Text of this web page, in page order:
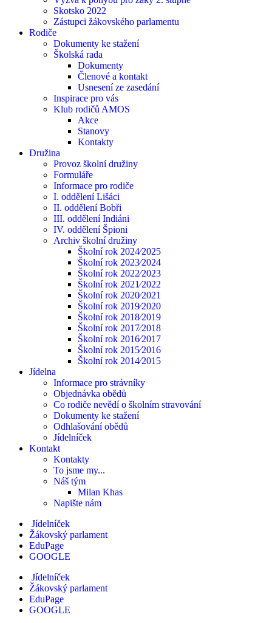
Skotsko 2022
Zástupci žákovského parlamentu
Rodiče
Dokumenty ke stažení
Školská rada
Dokumenty
Členové a kontakt
Usnesení ze zasedání
Inspirace pro vás
Klub rodičů AMOS
Akce
Stanovy
Kontakty
Družina
Provoz školní družiny
Formuláře
Informace pro rodiče
I. oddělení Lišáci
II. oddělení Bobři
III. oddělení Indiáni
IV. oddělení Špioni
Archiv školní družiny
Školní rok 2024⁄2025
Školní rok 2023⁄2024
Školní rok 2022⁄2023
Školní rok 2021⁄2022
Školní rok 2020⁄2021
Školní rok 2019⁄2020
Školní rok 2018⁄2019
Školní rok 2017⁄2018
Školní rok 2016⁄2017
Školní rok 2015⁄2016
Školní rok 2014⁄2015
Jídelna
Informace pro strávníky
Objednávka obědů
Co rodiče nevědí o školním stravování
Dokumenty ke stažení
Odhlašování obědů
Jídelníček
Kontakt
Kontakty
To jsme my...
Náš tým
Milan Khas
Napište nám
Jídelníček
Žákovský parlament
EduPage
GOOGLE
Jídelníček
Žákovský parlament
EduPage
GOOGLE